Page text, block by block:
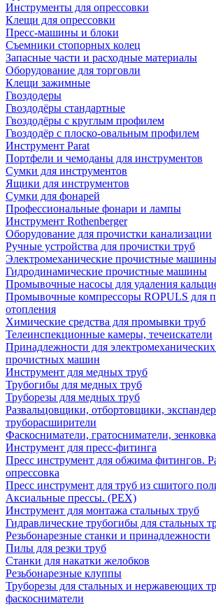
Инструменты для опрессовки
Клещи для опрессовки
Пресс-машины и блоки
Съемники стопорных колец
Запасные части и расходные материалы
Оборудование для торговли
Клещи зажимные
Гвоздодеры
Гвоздодёры стандартные
Гвоздодёры с круглым профилем
Гвоздодёр с плоско-овальным профилем
Инструмент Parat
Портфели и чемоданы для инструментов
Сумки для инструментов
Ящики для инструментов
Сумки для фонарей
Профессиональные фонари и лампы
Инструмент Rothenberger
Оборудование для прочистки канализации
Ручные устройства для прочистки труб
Электромеханические прочистные машины
Гидродинамические прочистные машины
Промывочные насосы для удаления
Промывочные компрессоры ROPULS для
отопления
Химические средства для промывки труб
Телеинспекционные камеры, течеискатели
Принадлежности для
прочистных машин
Инструмент для медных труб
Трубогибы для медных труб
Труборезы для медных труб
Развальцовщики, отбортовщики,
труборасширители
Фаскосниматели, гратосниматели, зенковка
Инструмент для пресс-фитинга
Пресс инструмент для обжима фитингов.
опрессовка
Пресс инструмент для труб из сшитого
Аксиальные прессы. (PEX)
Инструмент для монтажа стальных труб
Гидравлические трубогибы для стальных
Резьбонарезные станки и принадлежности
Пилы для резки труб
Станки для накатки желобков
Резьбонарезные клуппы
Труборезы для стальных и нержавеющих
фаскосниматели